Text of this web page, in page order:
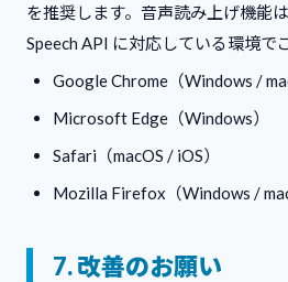
を推奨します。音声読み上げ機能
Speech API に対応している環境で
Google Chrome（Windows /
Microsoft Edge（Windows）
Safari（macOS / iOS）
Mozilla Firefox（Windows /
7. 改善のお願い